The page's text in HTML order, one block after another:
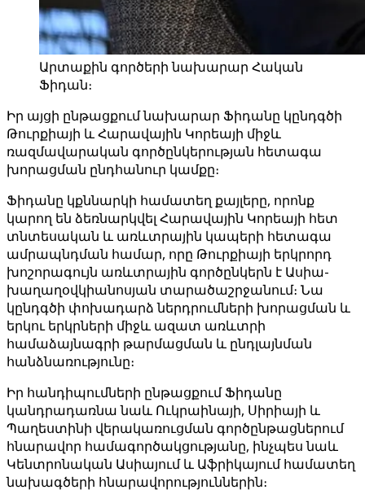
Արտաքին գործերի նախարար Հական
Ֆիդան։
Իր այցի ընթացքում նախարար Ֆիդանը կընդգծի
Թուրքիայի և Հարավային Կորեայի միջև
ռազմավարական գործընկերության հետագա
խորացման ընդհանուր կամքը։
Ֆիդանը կքննարկի համատեղ քայլերը, որոնք
կարող են ձեռնարկվել Հարավային Կորեայի հետ
տնտեսական և առևտրային կապերի հետագա
ամրապնդման համար, որը Թուրքիայի երկրորդ
խոշորագույն առևտրային գործընկերն է Ասիա-
խաղաղօվկիանոսյան տարածաշրջանում։ Նա
կընդգծի փոխադարձ ներդրումների խորացման և
երկու երկրների միջև ազատ առևտրի
համաձայնագրի թարմացման և ընդլայնման
հանձնառությունը։
Իր հանդիպումների ընթացքում Ֆիդանը
կանդրադառնա նաև Ուկրաինայի, Սիրիայի և
Պաղեստինի վերակառուցման գործընթացներում
հնարավոր համագործակցությանը, ինչպես նաև
Կենտրոնական Ասիայում և Աֆրիկայում համատեղ
նախագծերի հնարավորություններին։